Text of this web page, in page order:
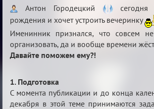
Вечеринка
Антон Городецкий
сегодня
рождения и хочет устроить вечеринку
Именинник признался, что совсем
организовать, да и вообще времени
Давайте поможем ему?!
1. Подготовка
С момента публикации и до конца
декабря в этой теме принимаются